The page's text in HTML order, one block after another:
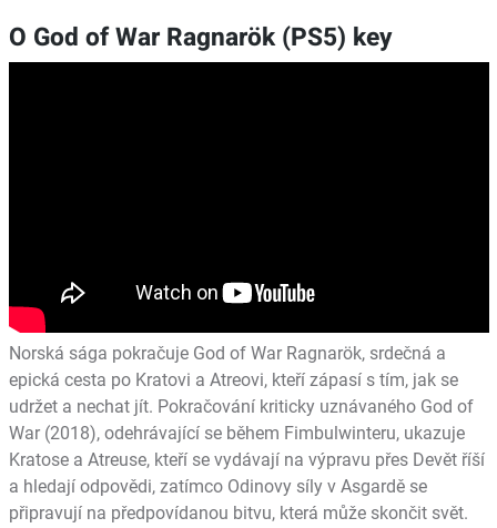
O God of War Ragnarök (PS5) key
Norská sága pokračuje God of War Ragnarök, srdečná a
epická cesta po Kratovi a Atreovi, kteří zápasí s tím, jak se
udržet a nechat jít. Pokračování kriticky uznávaného God of
War (2018), odehrávající se během Fimbulwinteru, ukazuje
Kratose a Atreuse, kteří se vydávají na výpravu přes Devět říší
a hledají odpovědi, zatímco Odinovy síly v Asgardě se
připravují na předpovídanou bitvu, která může skončit svět.